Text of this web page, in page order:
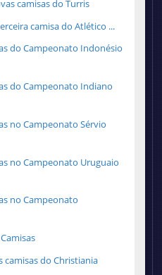
camisas do Turris
camisa do Atlético ...
do Campeonato Indonésio
do Campeonato Indiano
no Campeonato Sérvio
no Campeonato Uruguaio
no Campeonato
camisas do Christiania